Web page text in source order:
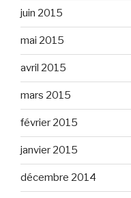
juin 2015
mai 2015
avril 2015
mars 2015
février 2015
janvier 2015
décembre 2014